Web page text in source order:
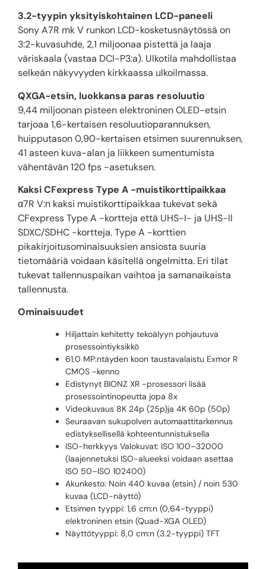
3.2-tyypin yksityiskohtainen LCD-paneeli
Sony A7R mk V runkon LCD-kosketusnäytössä on
3:2-kuvasuhde, 2,1 miljoonaa pistettä ja laaja
väriskaala (vastaa DCI-P3:a). Ulkotila mahdollistaa
selkeän näkyvyyden kirkkaassa ulkoilmassa.
QXGA-etsin, luokkansa paras resoluutio
9,44 miljoonan pisteen elektroninen OLED-etsin
tarjoaa 1,6-kertaisen resoluutioparannuksen,
huipputason 0,90-kertaisen etsimen suurennuksen,
41 asteen kuva-alan ja liikkeen sumentumista
vähentävän 120 fps -asetuksen.
Kaksi CFexpress Type A -muistikorttipaikkaa
α7R V:n kaksi muistikorttipaikkaa tukevat sekä
CFexpress Type A -kortteja että UHS-I- ja UHS-II
SDXC/SDHC -kortteja. Type A -korttien
pikakirjoitusominaisuuksien ansiosta suuria
tietomääriä voidaan käsitellä ongelmitta. Eri tilat
tukevat tallennuspaikan vaihtoa ja samanaikaista
tallennusta.
Ominaisuudet
Hiljattain kehitetty tekoälyyn pohjautuva
prosessointiyksikkö
61,0 MP:ntäyden koon taustavalaistu Exmor R
CMOS -kenno
Edistynyt BIONZ XR -prosessori lisää
prosessointinopeutta jopa 8x
Videokuvaus 8K 24p (25p)ja 4K 60p (50p)
Seuraavan sukupolven automaattitarkennus
edistyksellisellä kohteentunnistuksella
ISO-herkkyys Valokuvat: ISO 100–32000
(laajennetuksi ISO-alueeksi voidaan asettaa
ISO 50–ISO 102400)
Akunkesto: Noin 440 kuvaa (etsin) / noin 530
kuvaa (LCD-näyttö)
Etsimen tyyppi: 1,6 cm:n (0,64-tyyppi)
elektroninen etsin (Quad-XGA OLED)
Näyttötyyppi: 8,0 cm:n (3.2-tyyppi) TFT